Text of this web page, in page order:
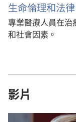
生命倫理和法律
專業醫療人員在治
和社會因素。
影片